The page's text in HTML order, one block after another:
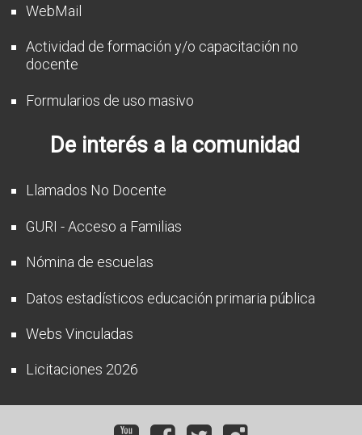
WebMail
Actividad de formación y/o capacitación no
docente
Formularios de uso masivo
De interés a la comunidad
Llamados No Docente
GURI - Acceso a Familias
Nómina de escuelas
Datos estadísticos educación primaria pública
Webs Vinculadas
Licitaciones 2026